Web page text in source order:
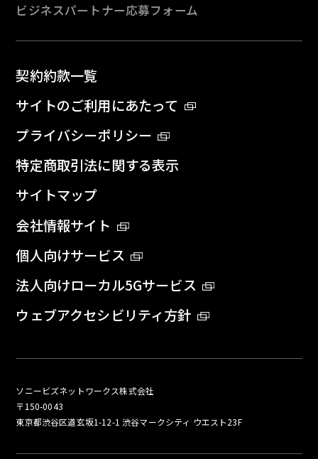
ビジネスパートナー応募フォーム
契約約款一覧
サイトのご利用にあたって
プライバシーポリシー
特定商取引法に関する表示
サイトマップ
会社情報サイト
個人向けサービス
法人向けローカル5Gサービス
ウェブアクセシビリティ方針
ソニービズネットワークス株式会社
〒150-0043
東京都渋谷区道玄坂1-12-1 渋谷マークシティ ウエスト23F